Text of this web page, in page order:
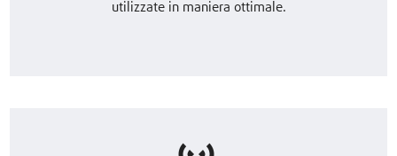
utilizzate in maniera ottimale.